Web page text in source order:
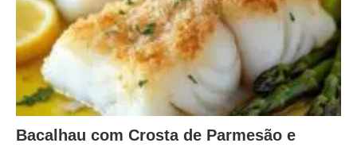
Bacalhau com Crosta de Parmesão e